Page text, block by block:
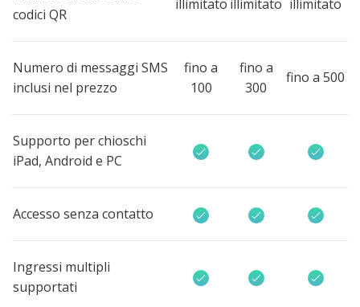
codici QR
illimitato illimitato illimitato
Numero di messaggi SMS
inclusi nel prezzo
fino a
100
fino a
300
fino a 500
Supporto per chioschi
iPad, Android e PC
Accesso senza contatto
Ingressi multipli
supportati